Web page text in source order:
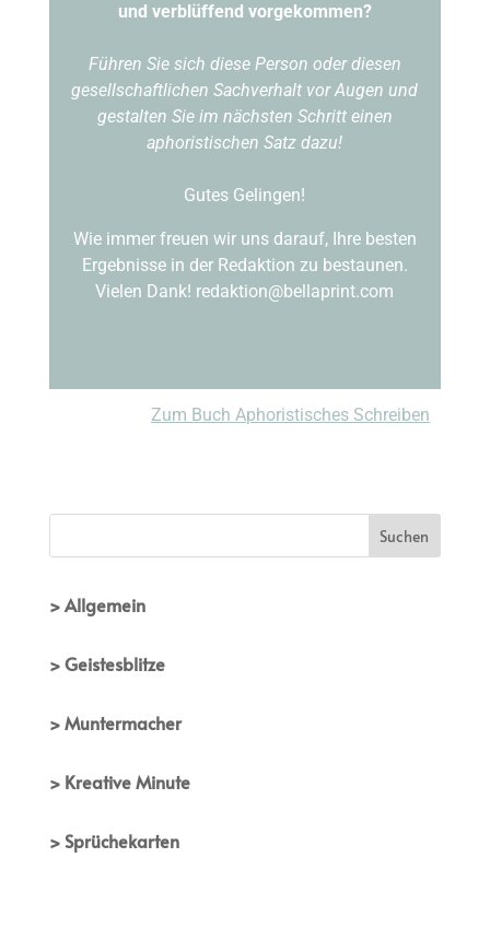
und verblüffend vorgekommen?
Führen Sie sich diese Person oder diesen
gesellschaftlichen Sachverhalt vor Augen und
gestalten Sie im nächsten Schritt einen
aphoristischen Satz dazu!
Gutes Gelingen!
Wie immer freuen wir uns darauf, Ihre besten
Ergebnisse in der Redaktion zu bestaunen.
Vielen Dank! redaktion@bellaprint.com
Zum Buch Aphoristisches Schreiben
> Allgemein
> Geistesblitze
> Muntermacher
> Kreative Minute
> Sprüchekarten